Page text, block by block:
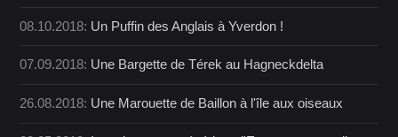
08.10.2018: Un Puffin des Anglais à Yverdon !
07.09.2018: Une Bargette de Térek au Hagneckdelta
26.08.2018: Une Marouette de Baillon à l'île aux oiseaux